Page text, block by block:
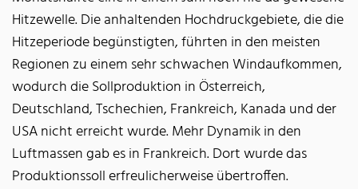
Hitzewelle. Die anhaltenden Hochdruckgebiete, die die
Hitzeperiode begünstigten, führten in den meisten
Regionen zu einem sehr schwachen Windaufkommen,
wodurch die Sollproduktion in Österreich,
Deutschland, Tschechien, Frankreich, Kanada und der
USA nicht erreicht wurde. Mehr Dynamik in den
Luftmassen gab es in Frankreich. Dort wurde das
Produktionssoll erfreulicherweise übertroffen.